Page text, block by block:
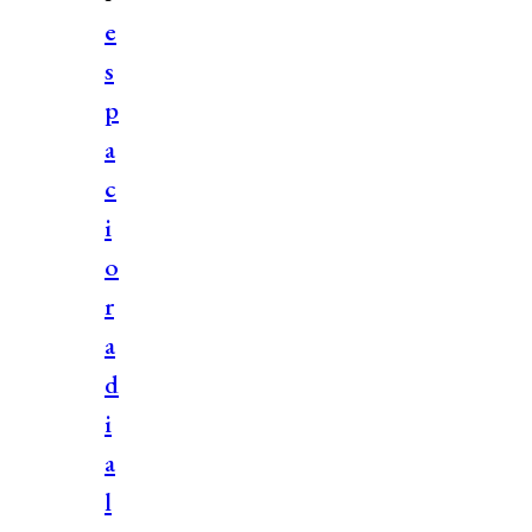
e
s
p
a
c
i
o
r
a
d
i
a
l